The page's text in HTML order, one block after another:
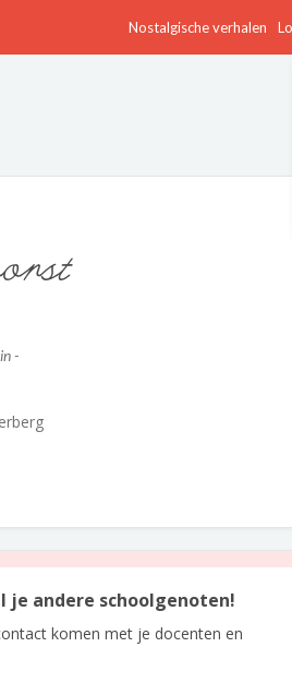
Nostalgische verhalen
-
je andere schoolgenoten!
komen met je docenten en